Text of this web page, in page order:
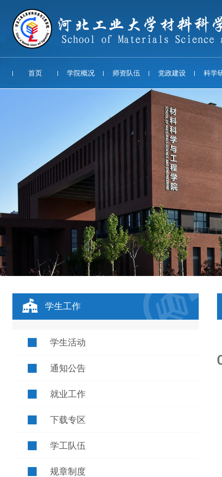
首页 学院概况 师资队伍 党政建设 科学
学生工作
学生活动
通知公告
就业工作
下载专区
学工队伍
规章制度